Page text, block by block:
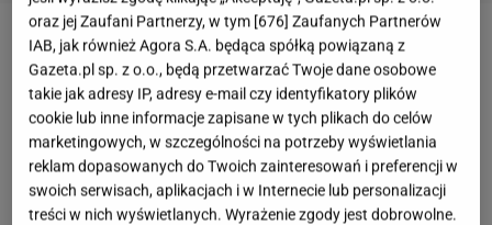
Karolina Pisarek przyznaje, że powroty nie są łatwe,
ale z odpowiednią dawką motywacji można
przenosić góry.Modelkapo okresie letnim
postanowiła z rozmachem wrócić na salę ćwiczeń i
znów pracować nad formą. Nowy trening
udostępniła na Instagramie - jakie ćwiczenia
oraz jej Zaufani Partnerzy, w tym [676] Zaufanych Partnerów
IAB, jak również Agora S.A. będąca spółką powiązaną z
Gazeta.pl sp. z o.o., będą przetwarzać Twoje dane osobowe
takie jak adresy IP, adresy e-mail czy identyfikatory plików
cookie lub inne informacje zapisane w tych plikach do celów
marketingowych, w szczególności na potrzeby wyświetlania
reklam dopasowanych do Twoich zainteresowań i preferencji w
swoich serwisach, aplikacjach i w Internecie lub personalizacji
treści w nich wyświetlanych. Wyrażenie zgody jest dobrowolne.